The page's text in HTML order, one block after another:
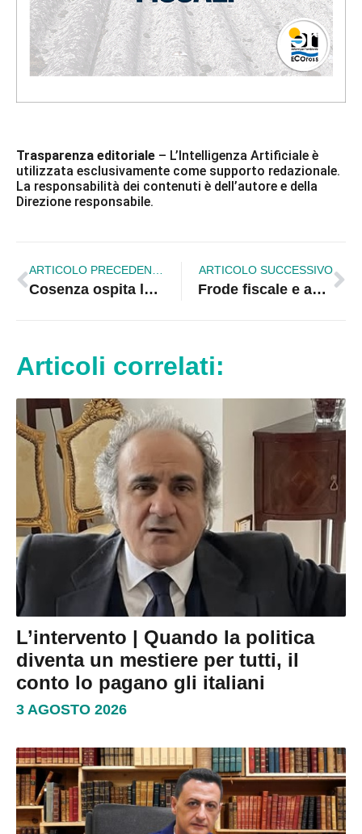
Trasparenza editoriale – L’Intelligenza Artificiale è
utilizzata esclusivamente come supporto redazionale.
La responsabilità dei contenuti è dell’autore e della
Direzione responsabile.
ARTICOLO PRECEDENTE
Cosenza ospita la XII edizione del PolMeeting: il 22 e 23 ottobre il meeting nazionale della Polizia Locale
ARTICOLO SUCCESSIVO
Frode fiscale e autoriciclaggio per oltre 16 milioni: sei denunciati, sequestri a tappeto
Articoli correlati:
L’intervento | Quando la politica
diventa un mestiere per tutti, il
conto lo pagano gli italiani
3 AGOSTO 2026